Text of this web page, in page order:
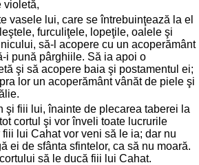
violetă,
vasele lui, care se întrebuinţează la el
furculiţele, lopeţile, oalele şi
să-l acopere cu un acoperământ
i pună pârghiile. Să ia apoi o
şi să acopere baia şi postamentul ei;
lor un acoperământ vânăt de piele şi
şi fiii lui, înainte de plecarea taberei la
cortul şi vor înveli toate lucrurile
fiii lui Cahat vor veni să le ia; dar nu
ei de sfânta sfintelor, ca să nu moară.
să le ducă fiii lui Cahat.